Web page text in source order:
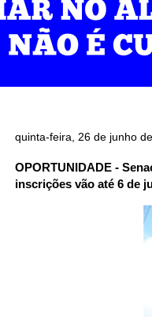
quinta-feira, 26 de junho
OPORTUNIDADE -
inscrições vão até 6 de